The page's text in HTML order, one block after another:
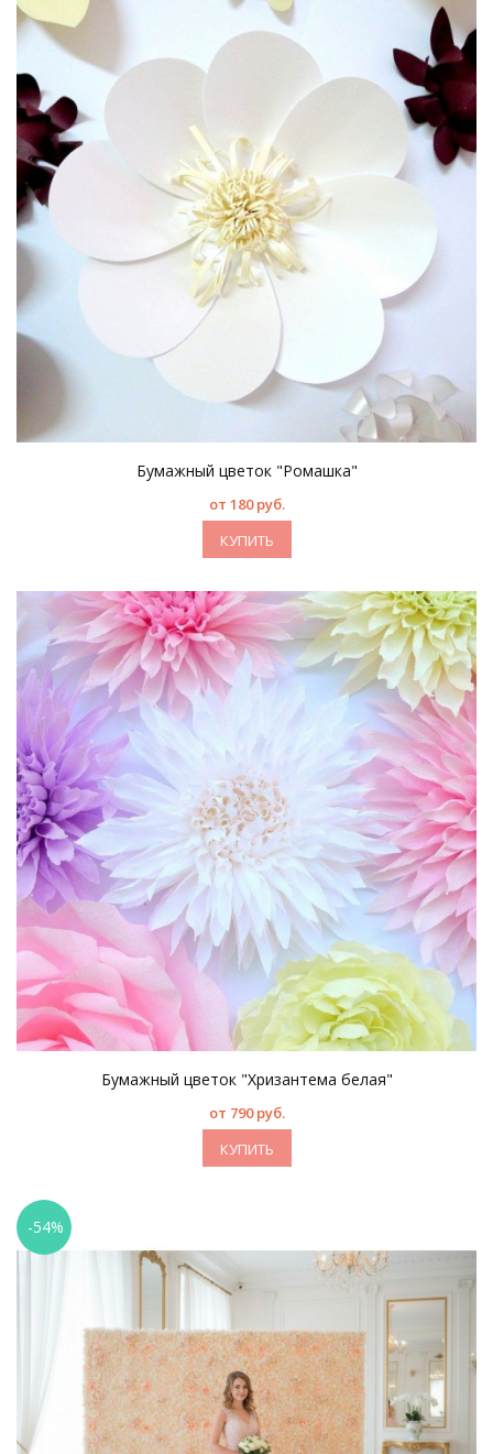
Бумажный цветок "Ромашка"
от 180 руб.
КУПИТЬ
Бумажный цветок "Хризантема белая"
от 790 руб.
КУПИТЬ
-54%